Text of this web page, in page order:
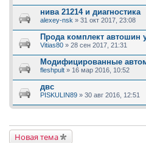
о
с
.
нива 21214 и диагностика
alexey-nsk » 31 окт 2017, 23:08
Прода комплект автошин
Vitias80 » 28 сен 2017, 21:31
Модифицированные
fleshpult » 16 мар 2016, 10:52
двс
PISKULIN89 » 30 авг 2016, 12:51
Новая тема